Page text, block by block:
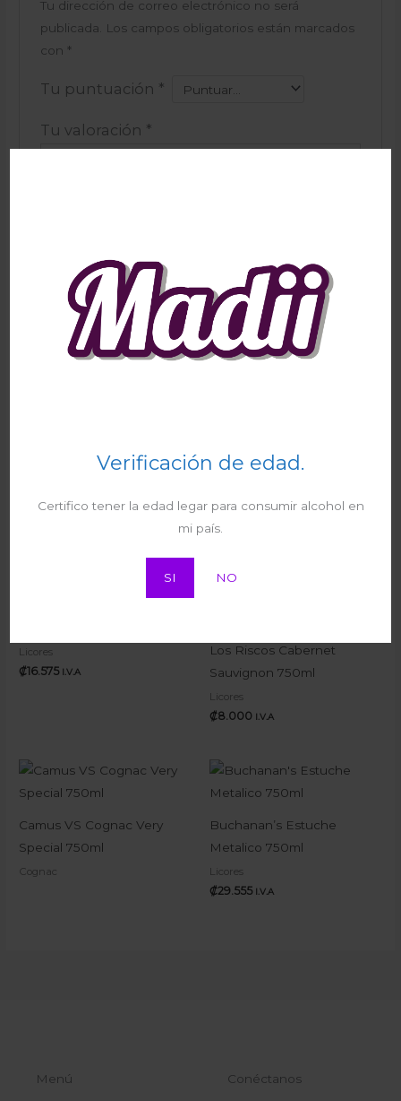
Verificación de edad.
Certifico tener la edad legar para consumir alcohol en
mi país.
SI NO
Tu dirección de correo electrónico no será
publicada.
Los campos obligatorios están marcados
con *
Tu puntuación *
Tu valoración *
Correo electrónico
Productos relacionados
Licores
₡16.575 I.V.A
Los Riscos Cabernet
Sauvignon 750ml
Licores
₡8.000 I.V.A
Camus VS Cognac Very
Special 750ml
Cognac
Buchanan’s Estuche
Metalico 750ml
Licores
₡29.555 I.V.A
Menú Conéctanos